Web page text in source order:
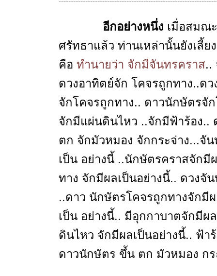
อีกอย่างหนึ่ง เมื่อสมณ
ศรัทธาแล้ว ท่านเหล่านั้นยังเลี้
คือ ทำนายว่า จักมีจันทรคราส..
ดวงอาทิตย์จัก โคจรถูกทาง..ด
จักโคจรถูกทาง.. ดาวนักษัตรจั
จักมีแผ่นดินไหว ..จักมีฟ้าร้อง..
ตก จักมัวหมอง จักกระจ่าง...จั
เป็น อย่างนี้ ..นักษัตรคราสจักมี
ทาง จักมีผลเป็นอย่างนี้.. ดวงจั
..ดาว นักษัตรโคจรถูกทางจักมี
เป็น อย่างนี้.. มีอุกกาบาตจักมีผ
ดินไหว จักมีผลเป็นอย่างนี้.. ฟ้า
ดาวนักษัตร ขึ้น ตก มัวหมอง กร